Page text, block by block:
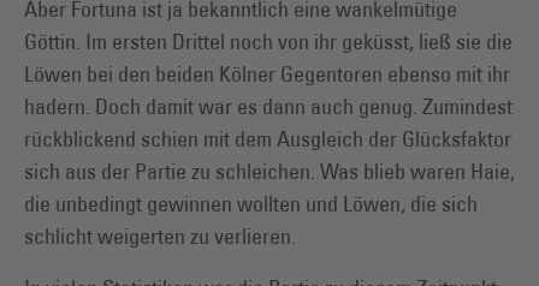
Aber Fortuna ist ja bekanntlich eine wankelmütige
Göttin. Im ersten Drittel noch von ihr geküsst, ließ sie die
Löwen bei den beiden Kölner Gegentoren ebenso mit ihr
hadern. Doch damit war es dann auch genug. Zumindest
rückblickend schien mit dem Ausgleich der Glücksfaktor
sich aus der Partie zu schleichen. Was blieb waren Haie,
die unbedingt gewinnen wollten und Löwen, die sich
schlicht weigerten zu verlieren.